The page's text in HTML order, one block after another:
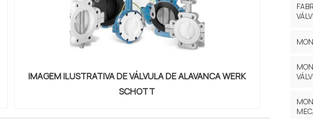
IMAGEM ILUSTRATIVA DE VÁLVULA DE ALAVANCA WERK
SCHOTT